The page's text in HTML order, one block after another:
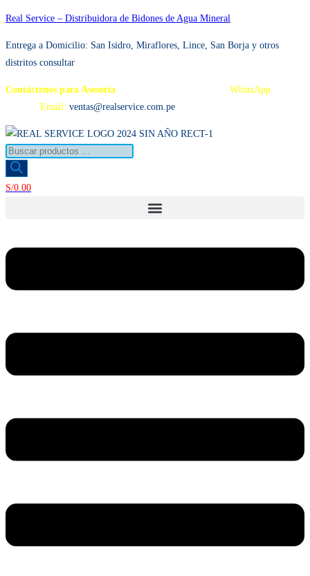
Ir
contenido
Real Service – Distribuidora de Bidones de Agua Mineral
Entrega a Domicilio: San Isidro, Miraflores, Lince, San Borja y otros
distritos consultar
Contáctenos para Asesoría WhatsApp:
Email: ventas@realservice.com.pe
Búsqueda
de
productos
S/0.00